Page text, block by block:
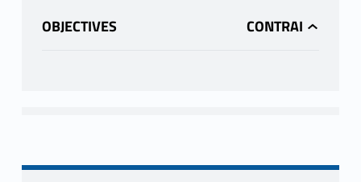
OBJECTIVES